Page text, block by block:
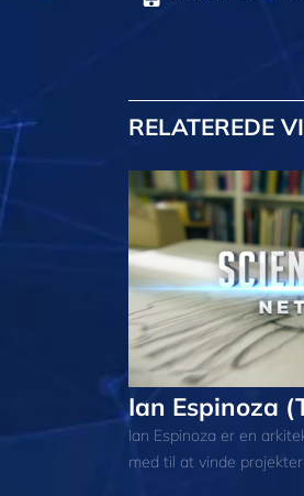
RELATEREDE
Ian Espinoza
Ian Espinoza er en
med til at vinde